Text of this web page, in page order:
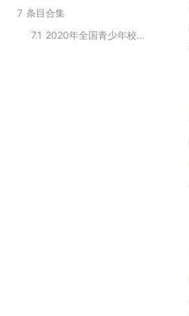
7 条目合集
7.1
2020年全国青少年校园篮球体育传统特色学校（C类）（河南省）